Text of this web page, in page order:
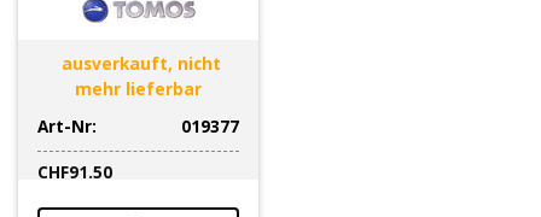
ausverkauft, nicht
mehr lieferbar
Art-Nr:
019377
CHF91.50